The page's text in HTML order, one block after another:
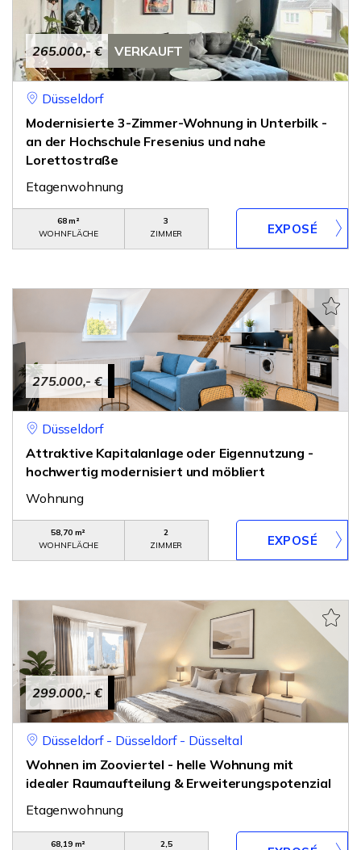
265.000,- € VERKAUFT
Düsseldorf
Modernisierte 3-Zimmer-Wohnung in Unterbilk -
an der Hochschule Fresenius und nahe
Lorettostraße
Etagenwohnung
68 m²
WOHNFLÄCHE
3
ZIMMER
275.000,- €
Düsseldorf
Attraktive Kapitalanlage oder Eigennutzung -
hochwertig modernisiert und möbliert
Wohnung
58,70 m²
WOHNFLÄCHE
2
ZIMMER
299.000,- €
Düsseldorf - Düsseldorf - Düsseltal
Wohnen im Zooviertel - helle Wohnung mit
idealer Raumaufteilung & Erweiterungspotenzial
Etagenwohnung
68,19 m²
2,5